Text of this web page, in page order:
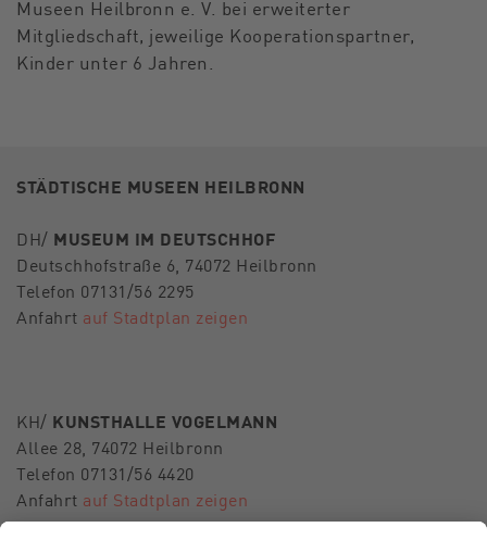
Museen Heilbronn e. V. bei erweiterter
Mitgliedschaft, jeweilige Kooperationspartner,
Kinder unter 6 Jahren.
STÄDTISCHE MUSEEN HEILBRONN
DH/ MUSEUM IM DEUTSCHHOF
Deutschhofstraße 6, 74072 Heilbronn
Telefon 07131/56 2295
Anfahrt auf Stadtplan zeigen
KH/ KUNSTHALLE VOGELMANN
Allee 28, 74072 Heilbronn
Telefon 07131/56 4420
Anfahrt auf Stadtplan zeigen